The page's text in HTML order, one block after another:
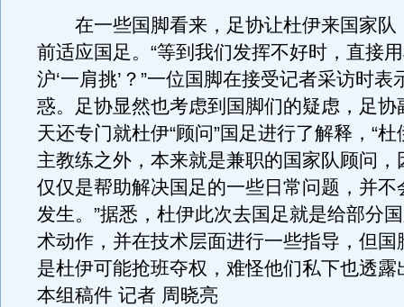
在一些国脚看来，足协让杜伊来国家队
前适应国足。“等到我们发挥不好时，直接
沪‘一肩挑’？”一位国脚在接受记者采访时表
惑。足协显然也考虑到国脚们的疑虑，足协
天还专门就杜伊“顾问”国足进行了解释，“
主教练之外，本来就是兼职的国家队顾问，
仅仅是帮助解决国足的一些日常问题，并不
发生。”据悉，杜伊此次去国足就是给部分
术动作，并在技术层面进行一些指导，但国
是杜伊可能抢班夺权，难怪他们私下也透露
本组稿件 记者 周晓亮